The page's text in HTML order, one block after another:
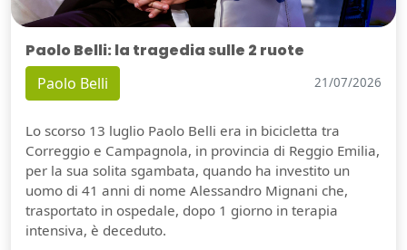
Paolo Belli: la tragedia sulle 2 ruote
Paolo Belli 21/07/2026
Lo scorso 13 luglio Paolo Belli era in bicicletta tra
Correggio e Campagnola, in provincia di Reggio Emilia,
per la sua solita sgambata, quando ha investito un
uomo di 41 anni di nome Alessandro Mignani che,
trasportato in ospedale, dopo 1 giorno in terapia
intensiva, è deceduto.